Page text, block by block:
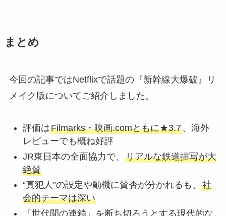
まとめ
今回の記事ではNetflixで話題の『新幹線大爆破』リ
メイク版についてご紹介しました。
評価はFilmarks・映画.comともに★3.7、海外
レビューでも概ね好評
JR東日本の全面協力で、 リアルな鉄道描写が大
絶賛
“真犯人”の設定や動機に賛否が分かれるも、 社
会的テーマは深い
「世代間の連鎖」を断ち切ろうとする現代的な